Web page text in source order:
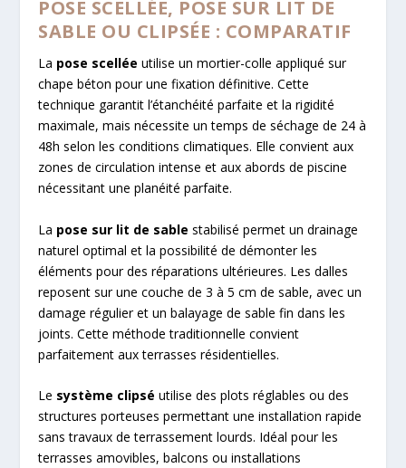
POSE SCELLÉE, POSE SUR LIT DE
SABLE OU CLIPSÉE : COMPARATIF
La pose scellée utilise un mortier-colle appliqué sur
chape béton pour une fixation définitive. Cette
technique garantit l’étanchéité parfaite et la rigidité
maximale, mais nécessite un temps de séchage de 24 à
48h selon les conditions climatiques. Elle convient aux
zones de circulation intense et aux abords de piscine
nécessitant une planéité parfaite.
La pose sur lit de sable stabilisé permet un drainage
naturel optimal et la possibilité de démonter les
éléments pour des réparations ultérieures. Les dalles
reposent sur une couche de 3 à 5 cm de sable, avec un
damage régulier et un balayage de sable fin dans les
joints. Cette méthode traditionnelle convient
parfaitement aux terrasses résidentielles.
Le système clipsé utilise des plots réglables ou des
structures porteuses permettant une installation rapide
sans travaux de terrassement lourds. Idéal pour les
terrasses amovibles, balcons ou installations